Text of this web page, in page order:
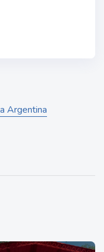
Argentina